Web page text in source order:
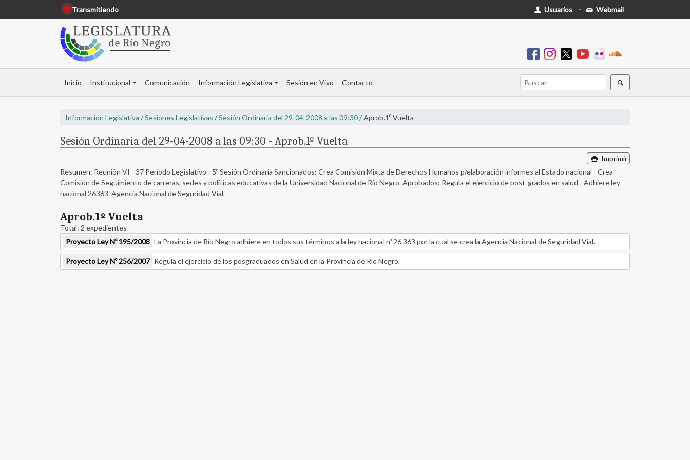
Transmitiendo Usuarios - Webmail
Inicio Institucional Comunicación Información Legislativa Sesión en Vivo Contacto
Información Legislativa /Sesiones Legislativas /Sesión Ordinaria del 29-04-2008 a las 09:30/ Aprob.1º Vuelta
Sesión Ordinaria del 29-04-2008 a las 09:30 - Aprob.1º Vuelta
Imprimir
Resumen: Reunión VI - 37 Período Legislativo - 5º Sesión Ordinaria Sancionados: Crea Comisión Mixta de Derechos Humanos p/elaboración informes al Estado nacional - Crea
Comisión de Seguimiento de carreras, sedes y políticas educativas de la Universidad Nacional de Río Negro. Aprobados: Regula el ejercicio de post-grados en salud - Adhiere ley
nacional 26363. Agencia Nacional de Seguridad Vial.
Aprob.1º Vuelta
Total: 2 expedientes
Proyecto Ley Nº 195/2008 La Provincia de Río Negro adhiere en todos sus términos a la ley nacional nº 26.363 por la cual se crea la Agencia Nacional de Seguridad Vial.
Proyecto Ley Nº 256/2007 Regula el ejercicio de los posgraduados en Salud en la Provincia de Río Negro.